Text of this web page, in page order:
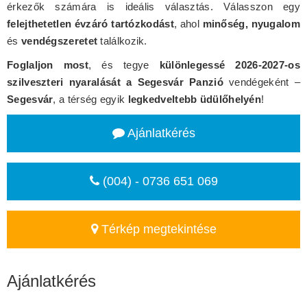
érkezők számára is ideális választás. Válasszon egy
felejthetetlen évzáró tartózkodást, ahol minőség, nyugalom
és vendégszeretet találkozik.
Foglaljon most, és tegye különlegessé 2026-2027-os
szilveszteri nyaralását a Segesvár Panzióvendégeként –
Segesvár, a térség egyik legkedveltebb üdülőhelyén!
Ajánlatkérés
(004) - 0736 651 069
Térkép megtekintése
Ajánlatkérés